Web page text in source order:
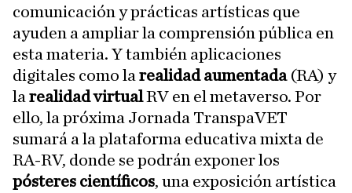
comunicación y prácticas artísticas que
ayuden a ampliar la comprensión pública en
esta materia. Y también aplicaciones
digitales como la realidad aumentada (RA) y
la realidad virtualRV en el metaverso. Por
ello, la próxima Jornada TranspaVET
sumará a la plataforma educativa mixta de
RA-RV, donde se podrán exponer los
pósteres científicos, una exposición artística